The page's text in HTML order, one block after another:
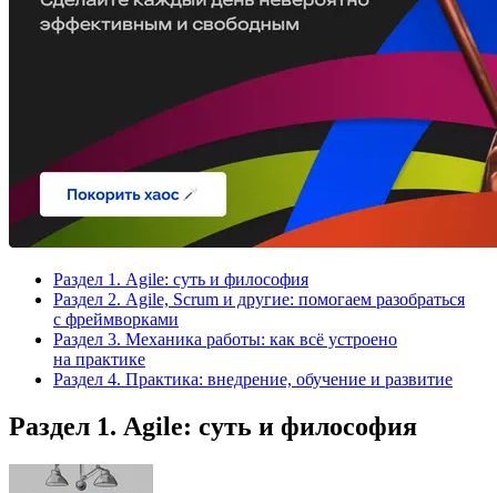
Раздел 1. Agile: суть и философия
Раздел 2. Agile, Scrum и другие: помогаем разобраться
с фреймворками
Раздел 3. Механика работы: как всё устроено
на практике
Раздел 4. Практика: внедрение, обучение и развитие
Раздел 1. Agile: суть и философия